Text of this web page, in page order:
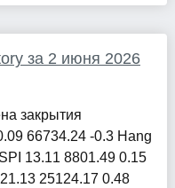
за 2 июня 2026
закрытия
66734.24 -0.3 Hang
13.11 8801.49 0.15
25124.17 0.48